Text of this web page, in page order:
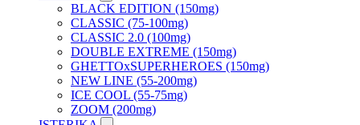
BLACK EDITION (150mg)
CLASSIC (75-100mg)
CLASSIC 2.0 (100mg)
DOUBLE EXTREME (150mg)
GHETTOxSUPERHEROES (150mg)
NEW LINE (55-200mg)
ICE COOL (55-75mg)
ZOOM (200mg)